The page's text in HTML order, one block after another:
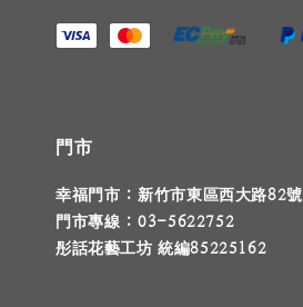
門市
幸福門市 : 新竹市東區西大路82號
門市專線 : 03-5622752
彤話花藝工坊 統編85225162